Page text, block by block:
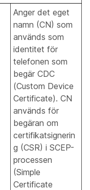
Anger det eget
namn (CN) som
används som
identitet för
telefonen som
begär CDC
(Custom Device
Certificate). CN
används för
begäran om
certifikatsignerin
g (CSR) i SCEP-
processen
(Simple
Certificate